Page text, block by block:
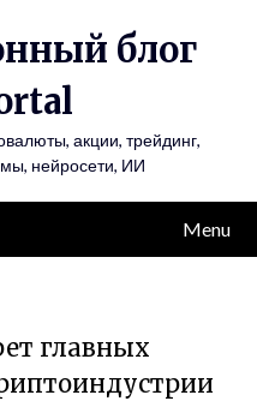
блог
акции, трейдинг,
нейросети, ИИ
Menu
главных